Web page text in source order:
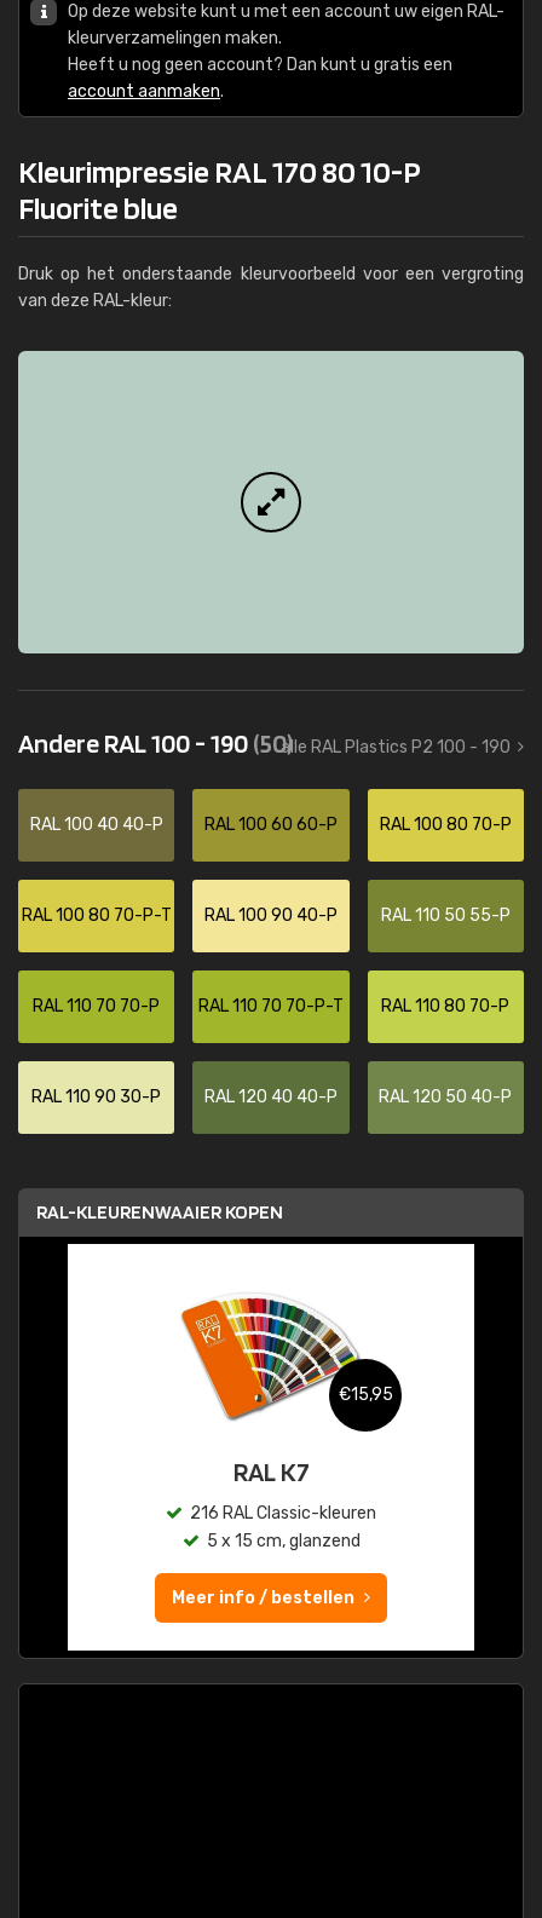
Op deze website kunt u met een account uw eigen RAL-
kleurverzamelingen maken.
Heeft u nog geen account? Dan kunt u gratis een
account aanmaken.
Kleurimpressie RAL 170 80 10-P
Fluorite blue
Druk op het onderstaande kleurvoorbeeld voor een vergroting
van deze RAL-kleur:
Andere RAL 100 - 190(50)alle RAL Plastics P2 100 - 190
RAL 100 40 40-P RAL 100 60 60-P RAL 100 80 70-P
RAL 100 80 70-P-T RAL 100 90 40-P RAL 110 50 55-P
RAL 110 70 70-P RAL 110 70 70-P-T RAL 110 80 70-P
RAL 110 90 30-P RAL 120 40 40-P RAL 120 50 40-P
RAL-KLEURENWAAIER KOPEN
€15,95
RAL K7
216 RAL Classic-kleuren
5 x 15 cm, glanzend
Meer info / bestellen